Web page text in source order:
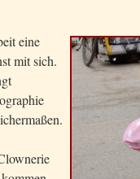
eine
mit sich.